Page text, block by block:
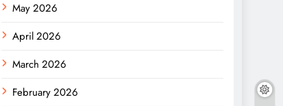
May 2026
April 2026
March 2026
February 2026